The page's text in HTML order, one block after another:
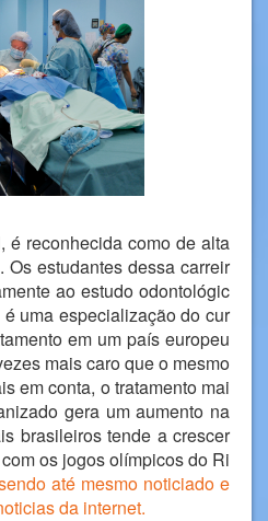
é reconhecida como de alta
estudantes dessa carreir
ao estudo odontológic
uma especialização do cur
em um país europeu
mais caro que o mesmo
em conta, o tratamento mai
gera um aumento na
brasileiros tende a crescer
os jogos olímpicos do Ri
até mesmo noticiado e
da internet.